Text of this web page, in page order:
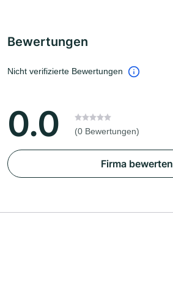
Bewertungen
Nicht verifizierte Bewertungen
0.0 (0 Bewertungen)
Firma bewerten